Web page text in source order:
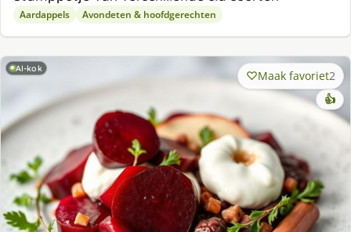
Aardappels Avondeten & hoofdgerechten
AI-kok Maak favoriet2
👍